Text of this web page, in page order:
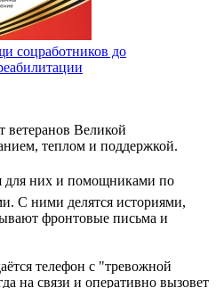
соцработников до
ветеранов Великой
теплом и поддержкой.
для них и помощниками по
С ними делятся историями,
фронтовые письма и
телефон с "тревожной
на связи и оперативно вызовет